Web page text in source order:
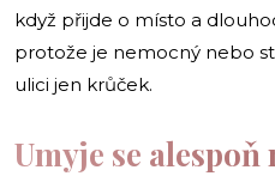
když přijde o místo a
protože je nemocný nebo
ulici jen krůček.
Umyje se alespoň